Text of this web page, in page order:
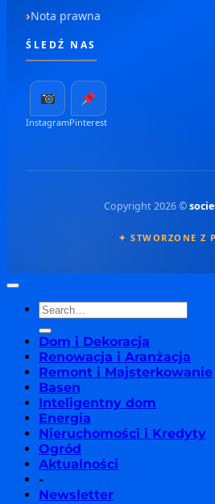
Nota prawna
ŚLEDŹ NAS
InstagramPinterest
Copyright 2026 ©
✦ STWORZONE Z
Dom i Dekoracja
Renowacja i Aranżacja
Remont i Majsterkowanie
Basen
Inteligentny dom
Energia
Nieruchomości i Kredyty
Ogród
Aktualności
-
Newsletter